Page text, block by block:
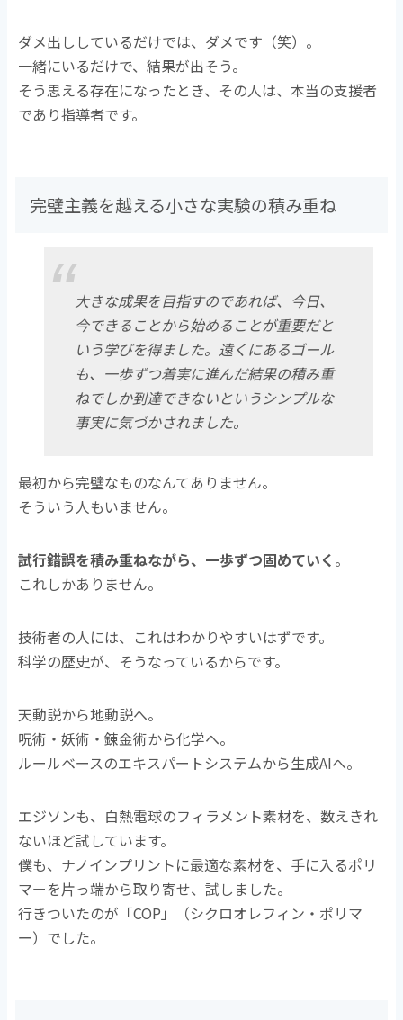
ダメ出ししているだけでは、ダメです（笑）。
一緒にいるだけで、結果が出そう。
そう思える存在になったとき、その人は、本当の支援者
であり指導者です。
完璧主義を越える小さな実験の積み重ね
大きな成果を目指すのであれば、今日、
今できることから始めることが重要だと
いう学びを得ました。遠くにあるゴール
も、一歩ずつ着実に進んだ結果の積み重
ねでしか到達できないというシンプルな
事実に気づかされました。
最初から完璧なものなんてありません。
そういう人もいません。
試行錯誤を積み重ねながら、一歩ずつ固めていく 。
これしかありません。
技術者の人には、これはわかりやすいはずです。
科学の歴史が、そうなっているからです。
天動説から地動説へ。
呪術・妖術・錬金術から化学へ。
ルールベースのエキスパートシステムから生成AIへ。
エジソンも、白熱電球のフィラメント素材を、数えきれ
ないほど試しています。
僕も、ナノインプリントに最適な素材を、手に入るポリ
マーを片っ端から取り寄せ、試しました。
行きついたのが「COP」（シクロオレフィン・ポリマ
ー）でした。